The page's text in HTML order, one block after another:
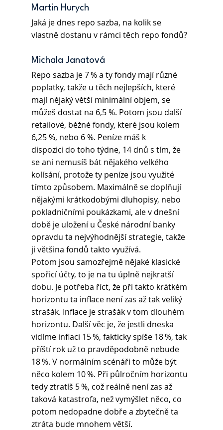
Martin Hurych
Jaká je dnes repo sazba, na kolik se
vlastně dostanu v rámci těch repo fondů?
Michala Janatová
Repo sazba je 7 % a ty fondy mají různé
poplatky, takže u těch nejlepších, které
mají nějaký větší minimální objem, se
můžeš dostat na 6,5 %. Potom jsou další
retailové, běžné fondy, které jsou kolem
6,25 %, nebo 6 %. Peníze máš k
dispozici do toho týdne, 14 dnů s tím, že
se ani nemusíš bát nějakého velkého
kolísání, protože ty peníze jsou využité
tímto způsobem. Maximálně se doplňují
nějakými krátkodobými dluhopisy, nebo
pokladničními poukázkami, ale v dnešní
době je uložení u České národní banky
opravdu ta nejvýhodnější strategie, takže
ji většina fondů takto využívá.
Potom jsou samozřejmě nějaké klasické
spořicí účty, to je na tu úplně nejkratší
dobu. Je potřeba říct, že při takto krátkém
horizontu ta inflace není zas až tak veliký
strašák. Inflace je strašák v tom dlouhém
horizontu. Další věc je, že jestli dneska
vidíme inflaci 15 %, fakticky spíše 18 %, tak
příští rok už to pravděpodobně nebude
18 %. V normálním scénáři to může být
něco kolem 10 %. Při půlročním horizontu
tedy ztratíš 5 %, což reálně není zas až
taková katastrofa, než vymýšlet něco, co
potom nedopadne dobře a zbytečně ta
ztráta bude mnohem větší.